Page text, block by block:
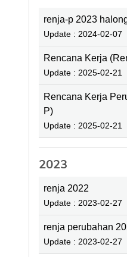
renja-p 2023
Update : 2024-02-07
Rencana Kerja
Update : 2025-02-21
Rencana Kerja
P)
Update : 2025-02-21
2023
renja 2022
Update : 2023-02-27
renja perubahan
Update : 2023-02-27